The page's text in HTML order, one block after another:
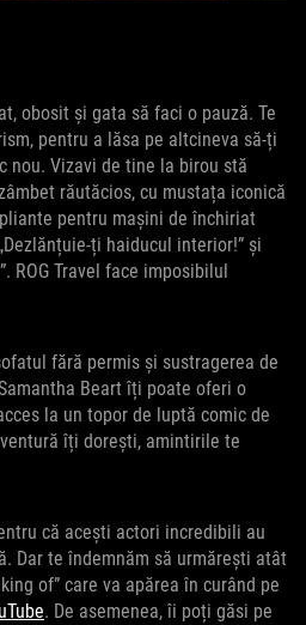
obosit și gata să faci o pauză. Te
pentru a lăsa pe altcineva să-ți
nou. Vizavi de tine la birou stă
răutăcios, cu mustața iconică
pentru mașini de închiriat
ți haiducul interior!” și
ROG Travel face imposibilul
fără permis și sustragerea de
Beart îți poate oferi o
la un topor de luptă comic de
îți dorești, amintirile te
că acești actori incredibili au
Dar te îndemnăm să urmărești atât
of” care va apărea în curând pe
. De asemenea, îi poți găsi pe